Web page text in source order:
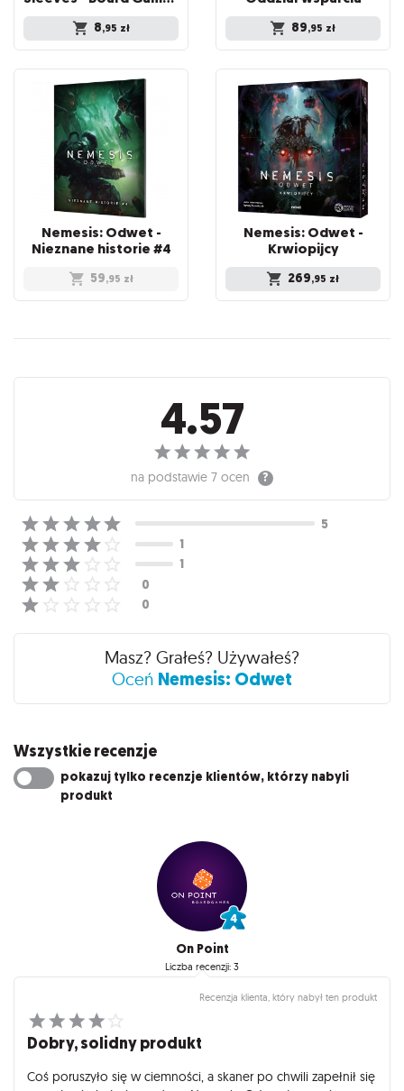
8,95 zł 89,95 zł
Nemesis: Odwet -
Nieznane historie #4
59,95 zł
Nemesis: Odwet -
Krwiopijcy
269,95 zł
Recenzje
4.57
na podstawie7 ocen
Masz? Grałeś? Używałeś?
Oceń Nemesis: Odwet
Wszystkie recenzje
pokazuj tylko recenzje klientów, którzy nabyli
produkt
On Point
Liczba recenzji: 3
Recenzja klienta, który nabył ten produkt
Dobry, solidny produkt
Coś poruszyło się w ciemności, a skaner po chwili zapełnił się